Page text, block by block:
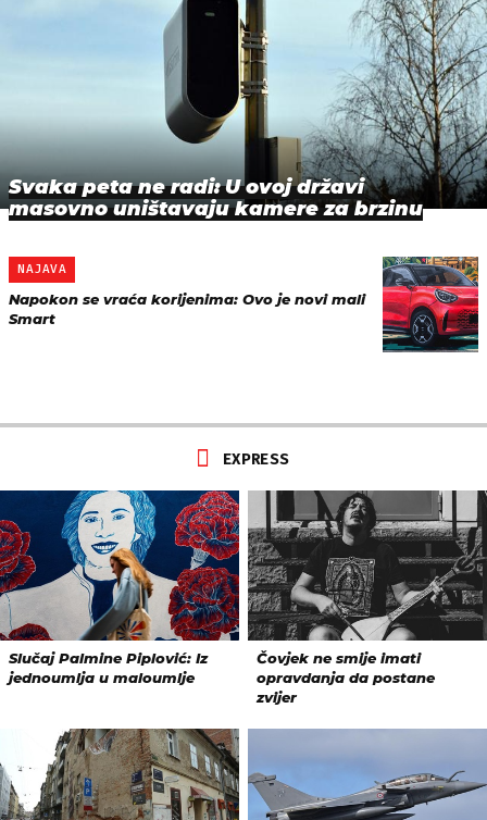
Svaka peta ne radi: U ovoj državi
masovno uništavaju kamere za brzinu
NAJAVA
Napokon se vraća korijenima: Ovo je novi mali
Smart